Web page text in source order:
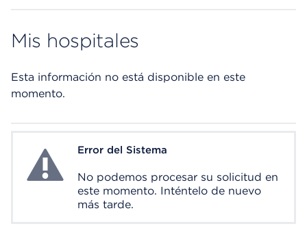
Mis hospitales
Esta información no está disponible en este
momento.
System ErrorError del Sistema
No podemos procesar su solicitud en
este momento. Inténtelo de nuevo
más tarde.